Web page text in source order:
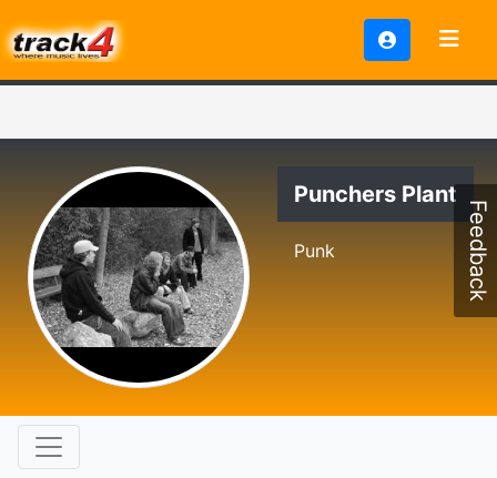
Punchers Plant
Punk Feedback